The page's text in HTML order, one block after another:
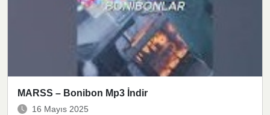
MARSS – Bonibon Mp3 İndir
16 Mayıs 2025